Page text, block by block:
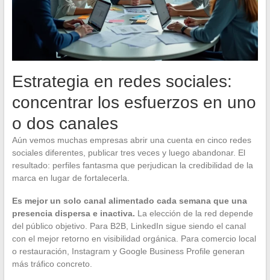
Estrategia en redes sociales:
concentrar los esfuerzos en uno
o dos canales
Aún vemos muchas empresas abrir una cuenta en cinco redes
sociales diferentes, publicar tres veces y luego abandonar. El
resultado: perfiles fantasma que perjudican la credibilidad de la
marca en lugar de fortalecerla.
Es mejor un solo canal alimentado cada semana que una
presencia dispersa e inactiva. La elección de la red depende
del público objetivo. Para B2B, LinkedIn sigue siendo el canal
con el mejor retorno en visibilidad orgánica. Para comercio local
o restauración, Instagram y Google Business Profile generan
más tráfico concreto.